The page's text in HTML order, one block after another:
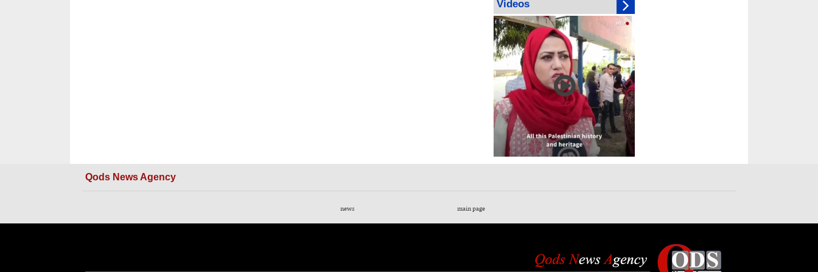
Videos
Qods News Agency
news main page